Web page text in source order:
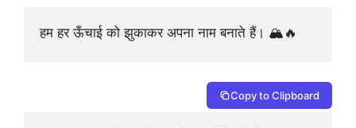
हम हर ऊँचाई को झुकाकर अपना नाम बनाते हैं। 🏔️🔥
Copy to Clipboard